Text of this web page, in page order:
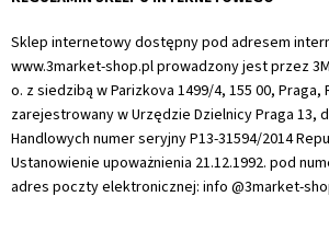
Sklep internetowy dostępny pod adresem
www.3market-shop.pl prowadzony jest przez
o. z siedzibą w Parizkova 1499/4, 155 00, Praga,
zarejestrowany w Urzędzie Dzielnicy Praga 13,
Handlowych numer seryjny P13-31594/2014
Ustanowienie upoważnienia 21.12.1992. pod
adres poczty elektronicznej: info @3market-